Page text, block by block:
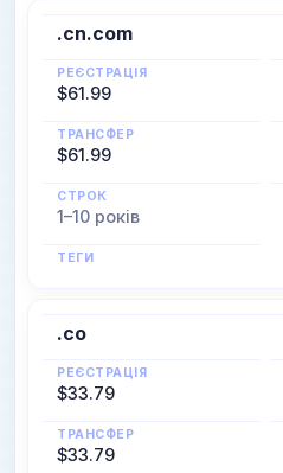
.cn.com
РЕЄСТРАЦІЯ
$61.99
ТРАНСФЕР
$61.99
СТРОК
1–10 років
ТЕГИ
.co
РЕЄСТРАЦІЯ
$33.79
ТРАНСФЕР
$33.79